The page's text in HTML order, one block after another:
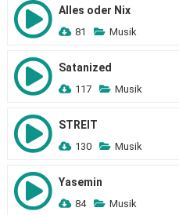
Alles oder Nix
81 Musik
Satanized
117 Musik
STREIT
130 Musik
Yasemin
84 Musik